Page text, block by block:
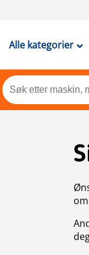
Alle kategorier